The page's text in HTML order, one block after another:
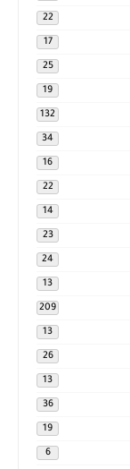
22
17
25
19
132
34
16
22
14
23
24
13
209
13
26
13
36
19
6